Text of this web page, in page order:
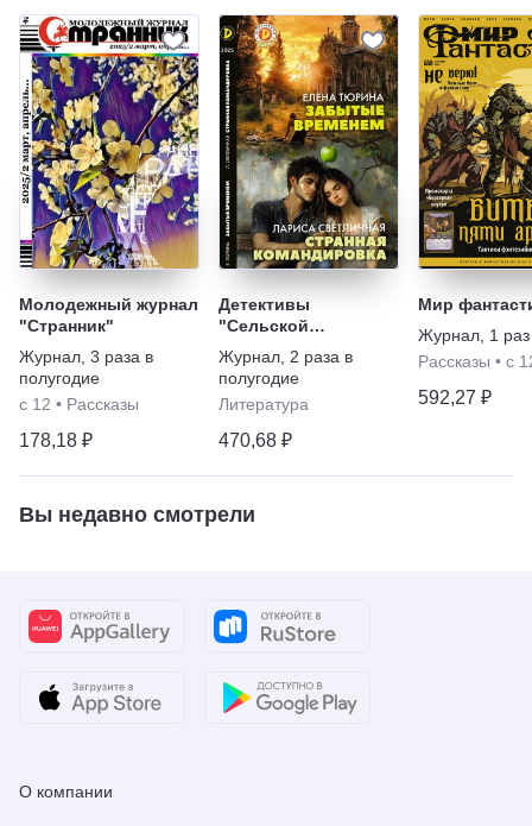
Молодежный журнал
"Странник"
Журнал 3 раза в
полугодие
с 12 • Рассказы
178,18 ₽
Детективы
"Сельской
молодёжи"
Журнал 2 раза в
полугодие
Литература
470,68 ₽
Мир
Журнал 1
Рассказы • с
592,27 ₽
Вы недавно смотрели
О компании